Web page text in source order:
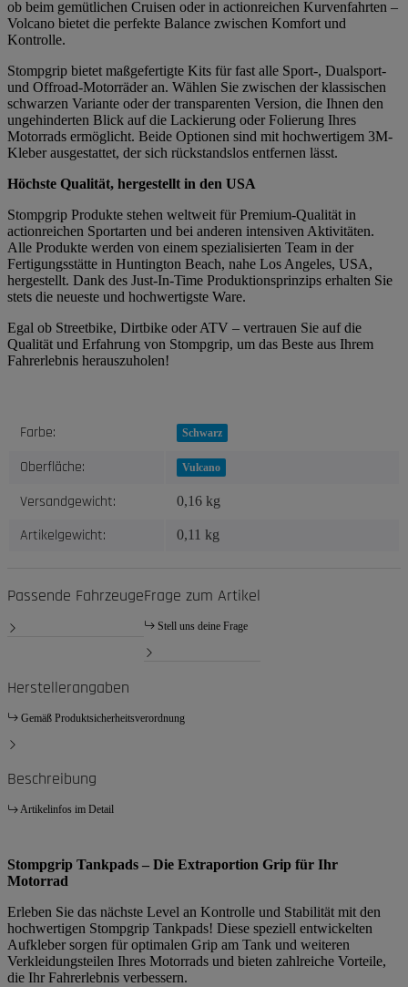
ob beim gemütlichen Cruisen oder in actionreichen Kurvenfahrten –
Volcano bietet die perfekte Balance zwischen Komfort und
Kontrolle.
Stompgrip bietet maßgefertigte Kits für fast alle Sport-, Dualsport-
und Offroad-Motorräder an. Wählen Sie zwischen der klassischen
schwarzen Variante oder der transparenten Version, die Ihnen den
ungehinderten Blick auf die Lackierung oder Folierung Ihres
Motorrads ermöglicht. Beide Optionen sind mit hochwertigem 3M-
Kleber ausgestattet, der sich rückstandslos entfernen lässt.
Höchste Qualität, hergestellt in den USA
Stompgrip Produkte stehen weltweit für Premium-Qualität in
actionreichen Sportarten und bei anderen intensiven Aktivitäten.
Alle Produkte werden von einem spezialisierten Team in der
Fertigungsstätte in Huntington Beach, nahe Los Angeles, USA,
hergestellt. Dank des Just-In-Time Produktionsprinzips erhalten Sie
stets die neueste und hochwertigste Ware.
Egal ob Streetbike, Dirtbike oder ATV – vertrauen Sie auf die
Qualität und Erfahrung von Stompgrip, um das Beste aus Ihrem
Fahrerlebnis herauszuholen!
Produkteigenschaft
Wert
Farbe: Schwarz
Oberfläche: Vulcano
Versandgewicht: 0,16 kg
Artikelgewicht: 0,11 kg
Passende FahrzeugeFrage zum Artikel
Stell uns deine Frage
Herstellerangaben
Gemäß Produktsicherheitsverordnung
Beschreibung
Artikelinfos im Detail
Stompgrip Tankpads – Die Extraportion Grip für Ihr
Motorrad
Erleben Sie das nächste Level an Kontrolle und Stabilität mit den
hochwertigen Stompgrip Tankpads! Diese speziell entwickelten
Aufkleber sorgen für optimalen Grip am Tank und weiteren
Verkleidungsteilen Ihres Motorrads und bieten zahlreiche Vorteile,
die Ihr Fahrerlebnis verbessern.